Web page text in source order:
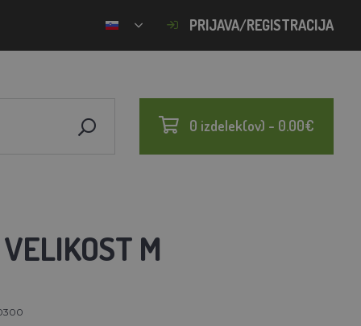
PRIJAVA/REGISTRACIJA
0 izdelek(ov) - 0.00€
M